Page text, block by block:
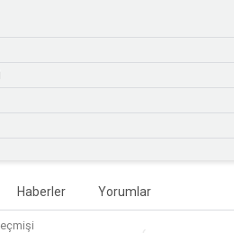
Haberler Yorumlar